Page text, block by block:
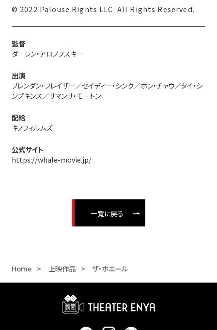
© 2022 Palouse Rights LLC. All Rights Reserved.
監督
ダーレン・アロノフスキー
出演
ブレンダン・フレイザー／セイディー・シンク／ホン・チャウ／タイ・シ
ンプキンス／サマンサ・モートン
配給
キノフィルムズ
公式サイト
https://whale-movie.jp/
一覧に戻る
Home 上映作品 ザ・ホエール